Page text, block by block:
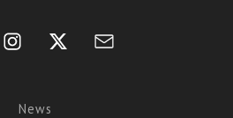
News